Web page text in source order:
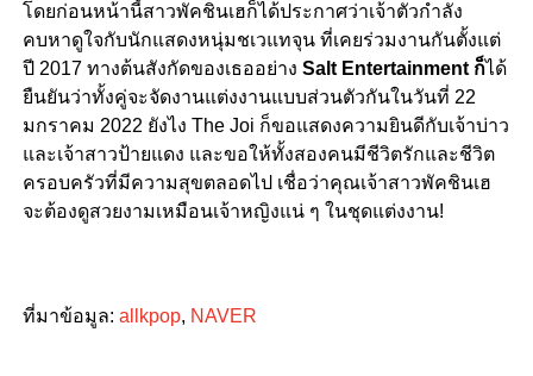
โดยก่อนหน้านี้สาวพัคชินเฮก็ได้ประกาศว่าเจ้าตัวกำลัง
คบหาดูใจกับนักแสดงหนุ่มชเวแทจุน ที่เคยร่วมงานกันตั้งแต่
ปี 2017 ทางต้นสังกัดของเธออย่าง Salt Entertainment ก็ได้
ยืนยันว่าทั้งคู่จะจัดงานแต่งงานแบบส่วนตัวกันในวันที่ 22
มกราคม 2022 ยังไง The Joi ก็ขอแสดงความยินดีกับเจ้าบ่าว
และเจ้าสาวป้ายแดง และขอให้ทั้งสองคนมีชีวิตรักและชีวิต
ครอบครัวที่มีความสุขตลอดไป เชื่อว่าคุณเจ้าสาวพัคชินเฮ
จะต้องดูสวยงามเหมือนเจ้าหญิงแน่ ๆ ในชุดแต่งงาน!
ที่มาข้อมูล: allkpop, NAVER